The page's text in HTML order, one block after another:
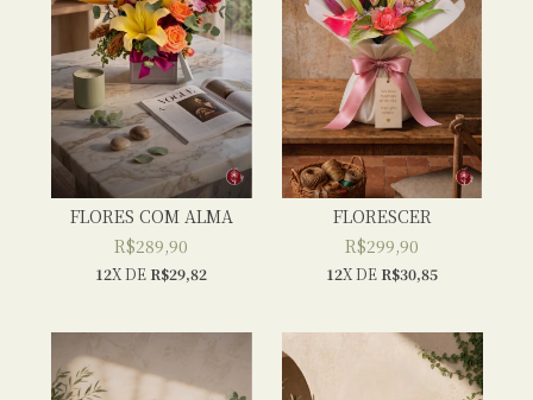
FLORES COM ALMA
R$289,90
12X DE R$29,82
FLORESCER
R$299,90
12X DE R$30,85